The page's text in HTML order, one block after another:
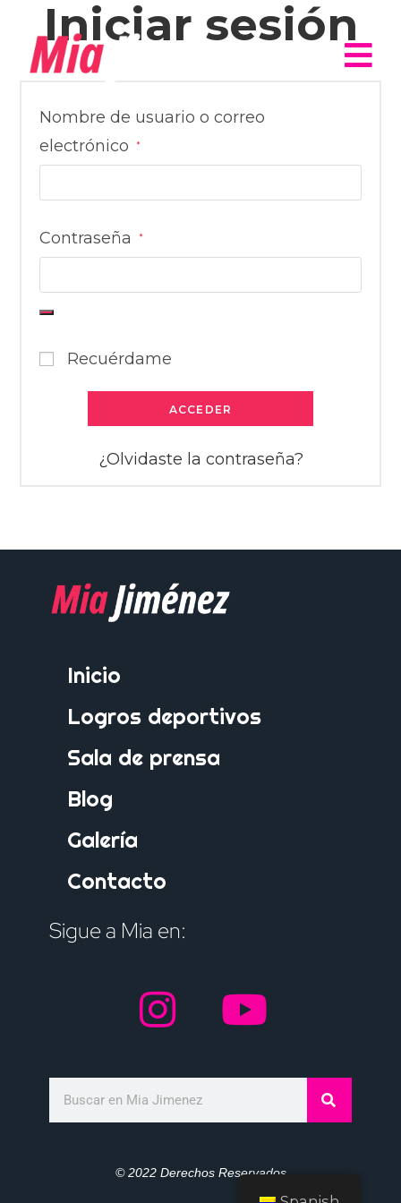
Iniciar sesión
Nombre de usuario o correo
electrónico
*
Contraseña *
Recuérdame
ACCEDER
¿Olvidaste la contraseña?
Inicio
Logros deportivos
Sala de prensa
Blog
Galería
Contacto
Sigue a Mia en:
© 2022 Derechos Reservados